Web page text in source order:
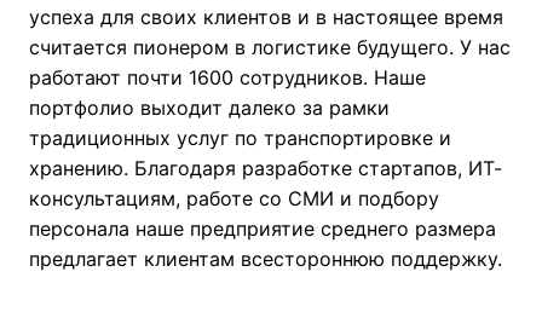
успеха для своих клиентов и в настоящее время
считается пионером в логистике будущего. У нас
работают почти 1600 сотрудников. Наше
портфолио выходит далеко за рамки
традиционных услуг по транспортировке и
хранению. Благодаря разработке стартапов, ИТ-
консультациям, работе со СМИ и подбору
персонала наше предприятие среднего размера
предлагает клиентам всестороннюю поддержку.